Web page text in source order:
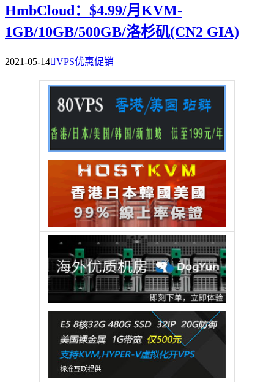
HmbCloud：$4.99/月KVM-
1GB/10GB/500GB/洛杉矶(CN2 GIA)
2021-05-14VPS优惠促销